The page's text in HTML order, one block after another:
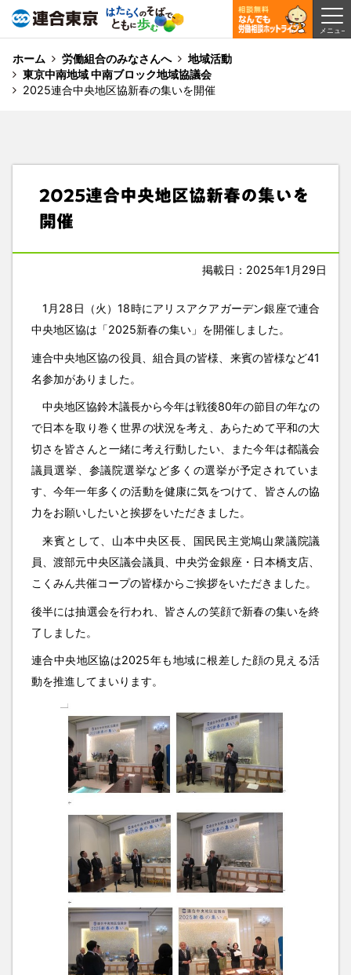
ホーム 労働組合のみなさんへ
地域活動
東京中南地域 中南ブロック地域協議会
2025連合中央地区協新春の集いを開催
2025連合中央地区協新春の集いを
開催
掲載日：2025年1月29日
1月28日（火）18時にアリスアクアガーデン銀座で連合
中央地区協は「2025新春の集い」を開催しました。
連合中央地区協の役員、組合員の皆様、来賓の皆様など41
名参加がありました。
中央地区協鈴木議長から今年は戦後80年の節目の年なの
で日本を取り巻く世界の状況を考え、あらためて平和の大
切さを皆さんと一緒に考え行動したい、また今年は都議会
議員選挙、参議院選挙など多くの選挙が予定されていま
す、今年一年多くの活動を健康に気をつけて、皆さんの協
力をお願いしたいと挨拶をいただきました。
来賓として、山本中央区長、国民民主党鳩山衆議院議
員、渡部元中央区議会議員、中央労金銀座・日本橋支店、
こくみん共催コープの皆様からご挨拶をいただきました。
後半には抽選会を行われ、皆さんの笑顔で新春の集いを終
了しました。
連合中央地区協は2025年も地域に根差した顔の見える活
動を推進してまいります。